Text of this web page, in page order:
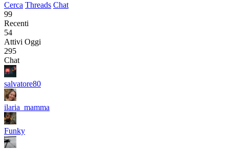
Cerca Threads Chat
99
Recenti
54
Attivi Oggi
295
Chat
salvatore80
ilaria_mamma
Funky